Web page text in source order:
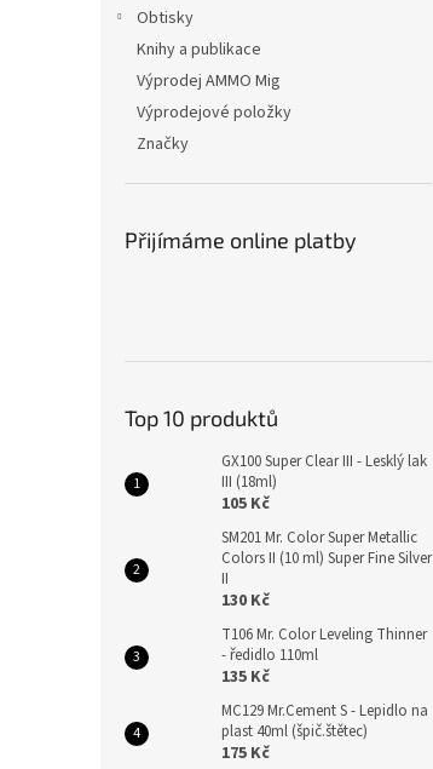
Obtisky
Knihy a publikace
Výprodej AMMO Mig
Výprodejové položky
Značky
Přijímáme online platby
Top 10 produktů
GX100 Super Clear III - Lesklý lak
III (18ml)
105 Kč
SM201 Mr. Color Super Metallic
Colors II (10 ml) Super Fine Silver
II
130 Kč
T106 Mr. Color Leveling Thinner
- ředidlo 110ml
135 Kč
MC129 Mr.Cement S - Lepidlo na
plast 40ml (špič.štětec)
175 Kč